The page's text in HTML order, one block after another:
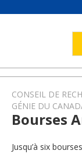
CONSEIL DE
GÉNIE DU
Bourses
Jusqu’à six